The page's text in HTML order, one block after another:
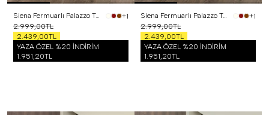
Siena Fermuarlı Palazzo Takım Siyah
+1
2.999,00TL
2.439,00TL
YAZA ÖZEL %20 İNDİRİM
1.951,20TL
Siena Fermuarlı Palazzo Takım Bordo
+1
2.999,00TL
2.439,00TL
YAZA ÖZEL %20 İNDİRİM
1.951,20TL